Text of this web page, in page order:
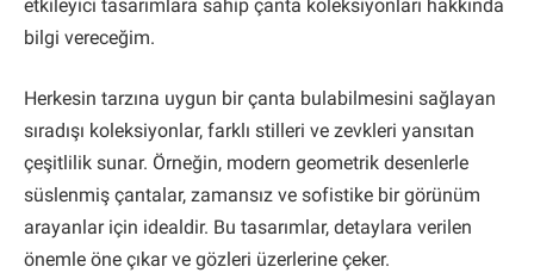
etkileyici tasarımlara sahip çanta koleksiyonları hakkında
bilgi vereceğim.
Herkesin tarzına uygun bir çanta bulabilmesini sağlayan
sıradışı koleksiyonlar, farklı stilleri ve zevkleri yansıtan
çeşitlilik sunar. Örneğin, modern geometrik desenlerle
süslenmiş çantalar, zamansız ve sofistike bir görünüm
arayanlar için idealdir. Bu tasarımlar, detaylara verilen
önemle öne çıkar ve gözleri üzerlerine çeker.